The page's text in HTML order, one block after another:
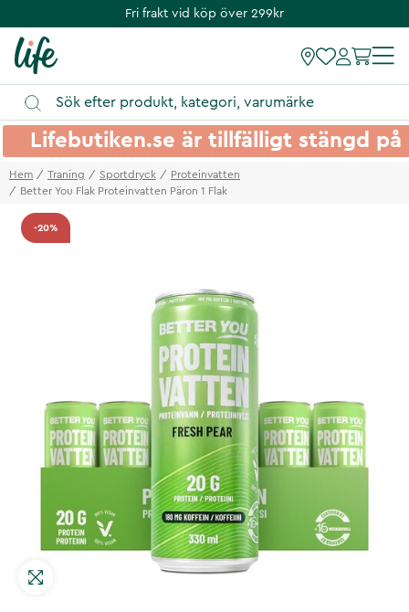
Fri frakt vid köp över 299kr
Lifebutiken.se är tillfälligt stängd
Hem Traning Sportdryck
Proteinvatten
Better You Flak Proteinvatten Päron 1 Flak
-20%